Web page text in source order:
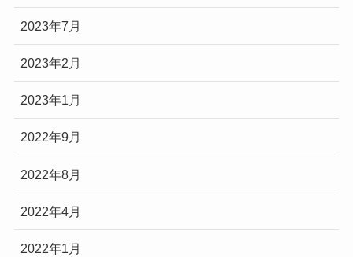
2023年7月
2023年2月
2023年1月
2022年9月
2022年8月
2022年4月
2022年1月